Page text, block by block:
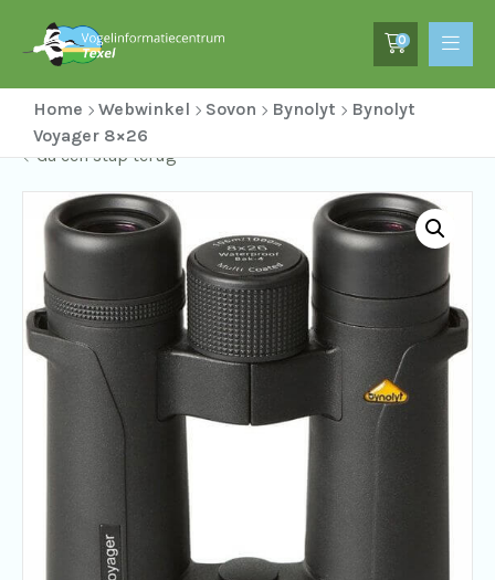
0
Home Webwinkel Sovon Bynolyt
Bynolyt
Voyager 8×26
Ga een stap terug